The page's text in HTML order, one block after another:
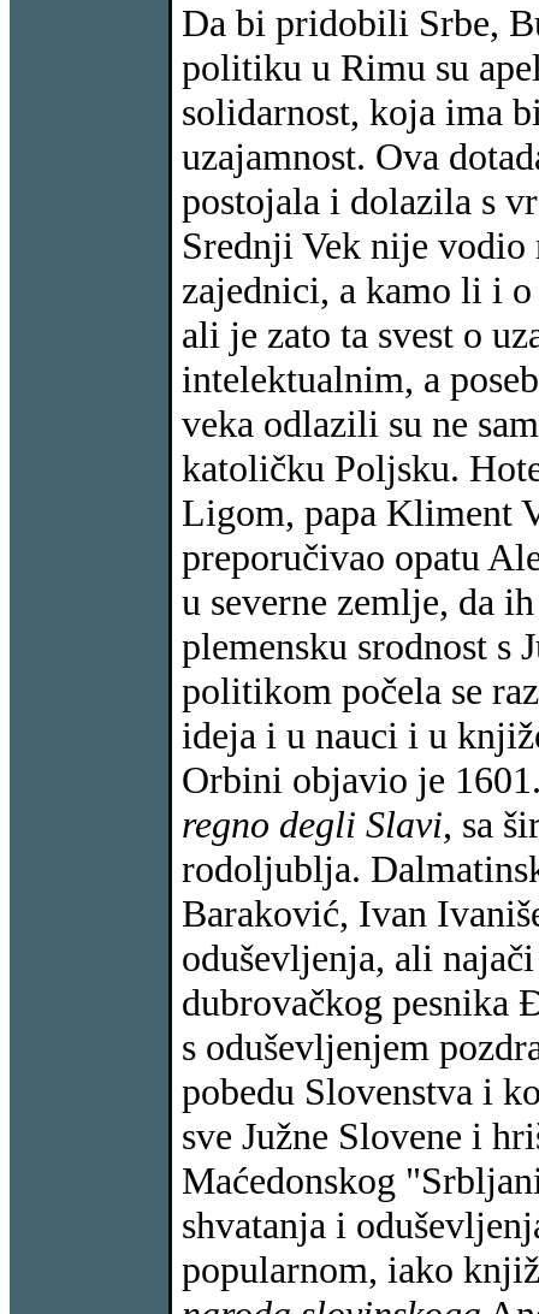
Da bi pridobili Srbe,
politiku u Rimu su
solidarnost, koja ima
uzajamnost. Ova
postojala i dolazila s
Srednji Vek nije
zajednici, a kamo li i
ali je zato ta svest o
intelektualnim, a
veka odlazili su ne
katoličku Poljsku.
Ligom, papa Kliment
preporučivao opatu
u severne zemlje, da
plemensku srodnost s
politikom počela se
ideja i u nauci i u
Orbini objavio je
regno degli Slavi, sa
rodoljublja.
Baraković, Ivan
oduševljenja, ali
dubrovačkog
s oduševljenjem
pobedu Slovenstva i
sve Južne Slovene i
Maćedonskog
shvatanja i
popularnom, iako